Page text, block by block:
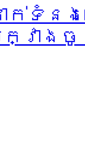
ាក់ទំន
វាងចូ